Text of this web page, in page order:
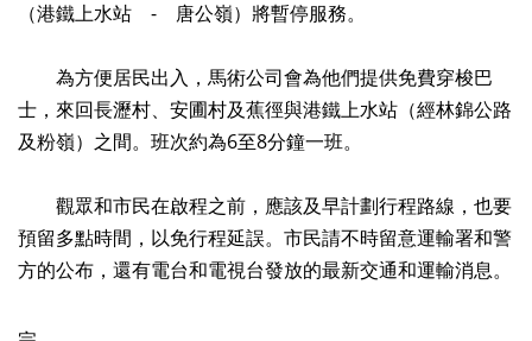
（港鐵上水站 - 唐公嶺）將暫停服務。
為方便居民出入，馬術公司會為他們提供免費穿梭巴
士，來回長瀝村、安圃村及蕉徑與港鐵上水站（經林錦公路
及粉嶺）之間。班次約為6至8分鐘一班。
觀眾和市民在啟程之前，應該及早計劃行程路線，也要
預留多點時間，以免行程延誤。市民請不時留意運輸署和警
方的公布，還有電台和電視台發放的最新交通和運輸消息。